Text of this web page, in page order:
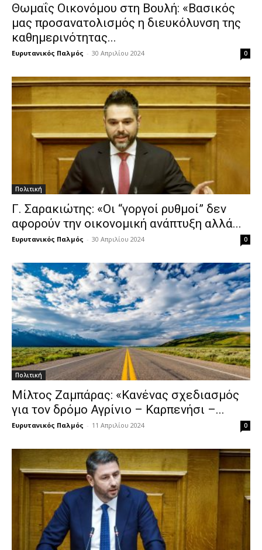
Θωμαΐς Οικονόμου στη Βουλή: «Βασικός
μας προσανατολισμός η διευκόλυνση της
καθημερινότητας...
Ευρυτανικός Παλμός - 30 Απριλίου 2024 0
Πολιτική
Γ. Σαρακιώτης: «Οι “γοργοί ρυθμοί” δεν
αφορούν την οικονομική ανάπτυξη αλλά...
Ευρυτανικός Παλμός - 30 Απριλίου 2024 0
Πολιτική
Μίλτος Ζαμπάρας: «Κανένας σχεδιασμός
για τον δρόμο Αγρίνιο – Καρπενήσι –...
Ευρυτανικός Παλμός - 11 Απριλίου 2024 0